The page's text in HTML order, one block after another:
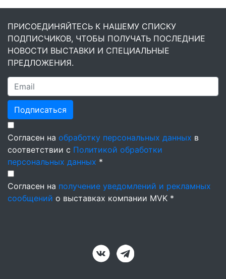
ПРИСОЕДИНЯЙТЕСЬ К НАШЕМУ СПИСКУ
ПОДПИСЧИКОВ, ЧТОБЫ ПОЛУЧАТЬ ПОСЛЕДНИЕ
НОВОСТИ ВЫСТАВКИ И СПЕЦИАЛЬНЫЕ
ПРЕДЛОЖЕНИЯ.
Подписаться
Согласен на обработку персональных данных в
соответствии с Политикой обработки
персональных данных *
Согласен на получение уведомлений и рекламных
сообщений о выставках компании MVK *